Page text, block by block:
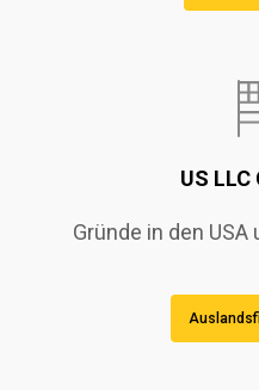
US
Gründe in den USA